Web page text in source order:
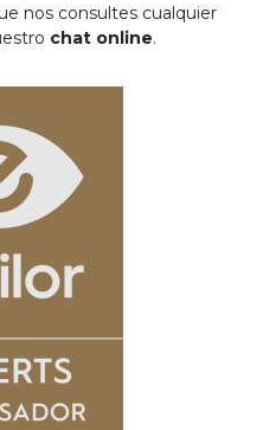
nos consultes cualquier
chat online.